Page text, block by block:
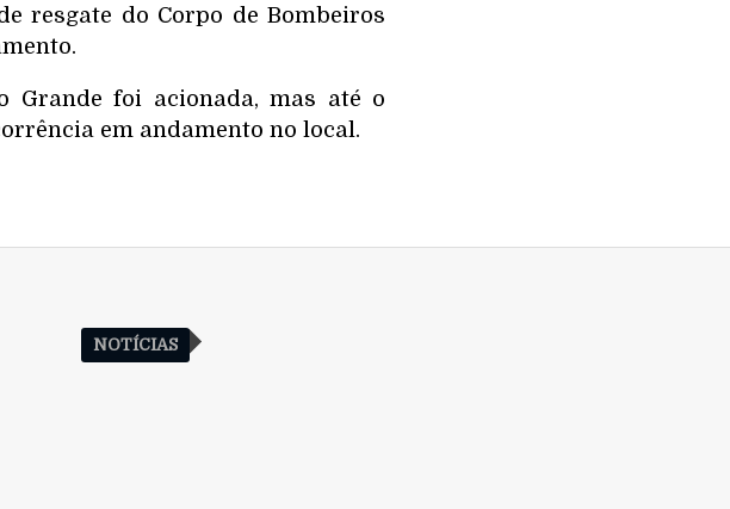
resgate do Corpo de Bombeiros
Grande foi acionada, mas até o
em andamento no local.
NOTÍCIAS